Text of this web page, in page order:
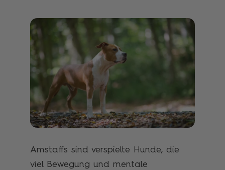
Amstaffs sind verspielte Hunde, die
viel Bewegung und mentale